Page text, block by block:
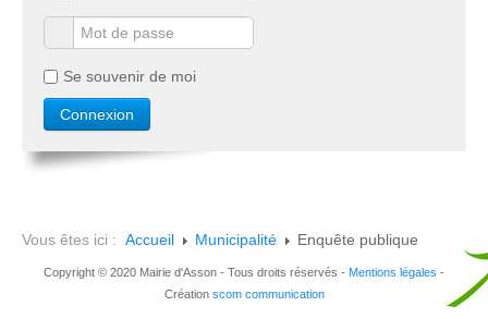
Se souvenir de moi
Vous êtes ici : Accueil Municipalité Enquête publique
Copyright © 2020 Mairie d'Asson - Tous droits réservés - Mentions légales -
Création scom communication